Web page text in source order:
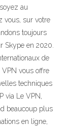
au
vous, sur votre
toujours
Skype en 2020.
de
VPN vous offre
techniques
via Le VPN,
beaucoup plus
en ligne,